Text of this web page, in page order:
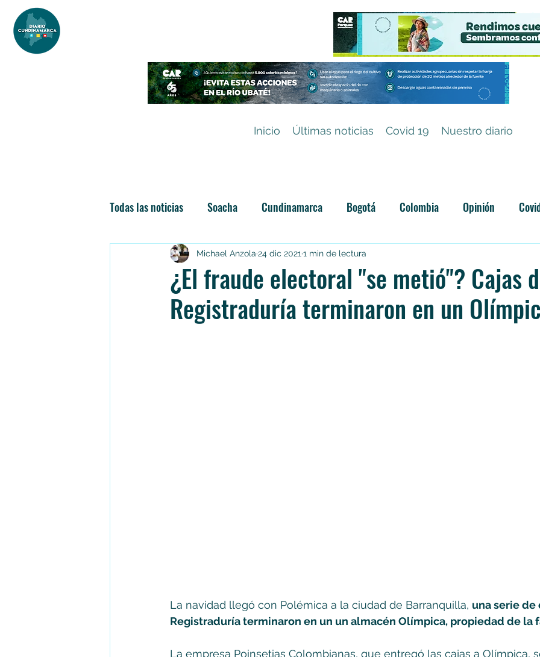
Inicio Últimas noticias Covid 19 Nuestro diario
Todas las noticias Soacha Cundinamarca Bogotá Colombia Opinión
Las nuevas soachunidades Categoría sin título
¿El fraude electoral "se metió"? Cajas
Registraduría terminaron en un
Michael Anzola 24 dic 2021 1 min de lectura
La navidad llegó con Polémica a la ciudad de Barranquilla, una serie de
Registraduría terminaron en un un almacén Olímpica, propiedad de la
La empresa Poinsetias Colombianas, que entregó las cajas a Olímpica,